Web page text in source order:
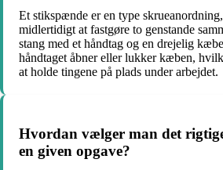
Et stikspænde er en type
midlertidigt at fastgøre to genstande
stang med et håndtag og en drejelig
håndtaget åbner eller lukker kæben,
at holde tingene på plads under arbejdet.
Hvordan vælger man det
en given opgave?